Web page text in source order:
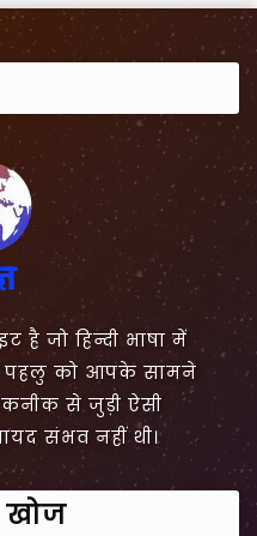
है जो हिन्दी भाषा में
पहलु को आपके सामने
से जुड़ी ऐसी
संभव नहीं थी।
खोज